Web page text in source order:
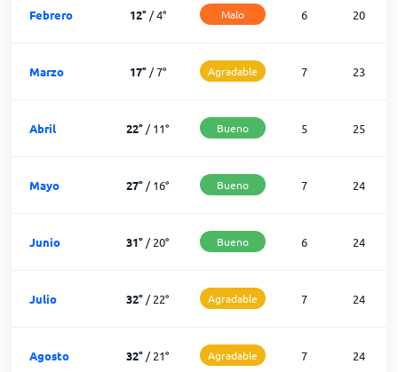
Febrero 12°/4° Malo 6 20
Marzo 17°/7° Agradable 7 23
Abril 22° /11° Bueno 5 25
Mayo 27° /16° Bueno 7 24
Junio 31° /20° Bueno 6 24
Julio 32° /22° Agradable 7 24
Agosto 32° /21° Agradable 7 24